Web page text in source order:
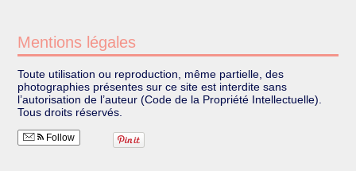
Mentions légales
Toute utilisation ou reproduction, même partielle, des
photographies présentes sur ce site est interdite sans
l’autorisation de l’auteur (Code de la Propriété Intellectuelle).
Tous droits réservés.
Follow